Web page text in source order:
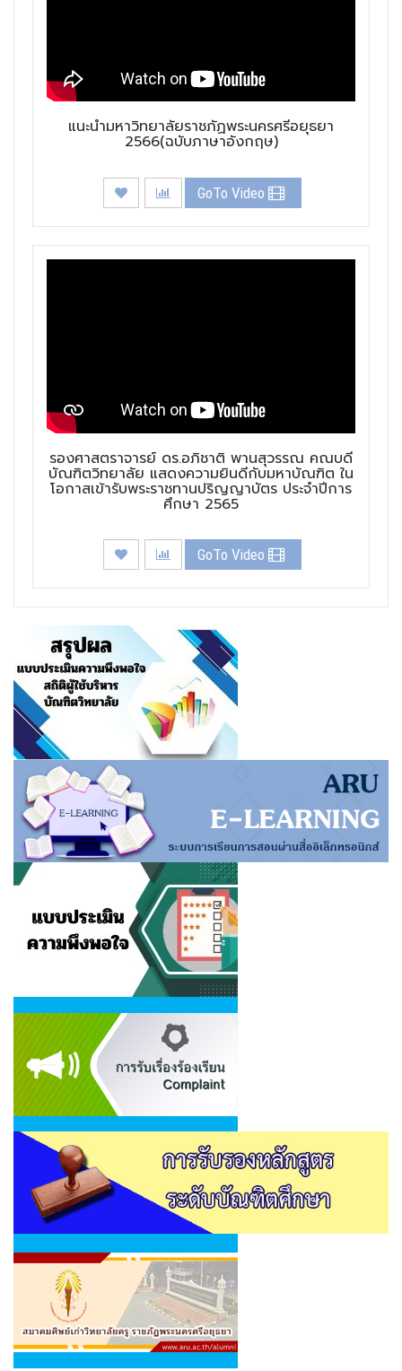
แนะนำมหาวิทยาลัยราชภัฏพระนครศรีอยุธยา
2566(ฉบับภาษาอังกฤษ)
GoTo Video
รองศาสตราจารย์ ดร.อภิชาติ พานสุวรรณ คณบดี
บัณฑิตวิทยาลัย แสดงความยินดีกับมหาบัณฑิต ใน
โอกาสเข้ารับพระราชทานปริญญาบัตร ประจำปีการ
ศึกษา 2565
GoTo Video